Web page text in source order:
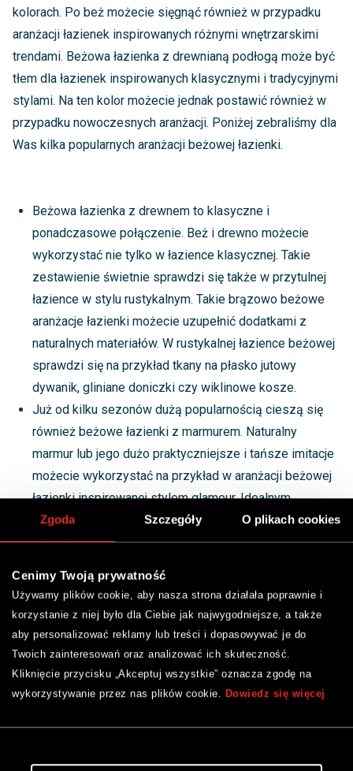
Zgoda Szczegóły O plikach cookies
Cenimy Twoją prywatność
Używamy plików cookie, aby nasza strona działała poprawnie i
korzystanie z niej było dla Ciebie jak najwygodniejsze, a także
aby personalizować reklamy lub treści i dopasowywać je do
Twoich zainteresowań oraz analizować ich skuteczność.
Kliknięcie przycisku „Akceptuj wszystkie” oznacza zgodę na
wykorzystywanie przez nas plików cookie. Dowiedz się więcej
kolorach. Po beż możecie sięgnąć również w przypadku
aranżacji łazienek inspirowanych różnymi wnętrzarskimi
trendami. Beżowa łazienka z drewnianą podłogą może być
tłem dla łazienek inspirowanych klasycznymi i tradycyjnymi
stylami. Na ten kolor możecie jednak postawić również w
przypadku nowoczesnych aranżacji. Poniżej zebraliśmy dla
Was kilka popularnych aranżacji beżowej łazienki.
Beżowa łazienka z drewnem to klasyczne i
ponadczasowe połączenie. Beż i drewno możecie
wykorzystać nie tylko w łazience klasycznej. Takie
zestawienie świetnie sprawdzi się także w przytulnej
łazience w stylu rustykalnym. Takie brązowo beżowe
aranżacje łazienki możecie uzupełnić dodatkami z
naturalnych materiałów. W rustykalnej łazience beżowej
sprawdzi się na przykład tkany na płasko jutowy
dywanik, gliniane doniczki czy wiklinowe kosze.
Już od kilku sezonów dużą popularnością cieszą się
również beżowe łazienki z marmurem. Naturalny
marmur lub jego dużo praktyczniejsze i tańsze imitacje
możecie wykorzystać na przykład w aranżacji beżowej
łazienki inspirowanej stylem glamour. Idealnym
uzupełnieniem takiej aranżacji będzie kilka dodatków w
kolorze złotym. Łazienka beżowy marmur może
inspirowanej stylem nowoczesnym.
Wykorzystanie koloru beżowego w łazienkach
inspirowanych stylem loftowym może się na pierwszy
rzut oka wydawać dziwnym pomysłem. Jest jednak
kilka odcieni tego koloru, które świetnie odnajdą się w
ramach tego architektonicznego trendu. Są to na
beżu możecie połączyć na przykład z płytkami